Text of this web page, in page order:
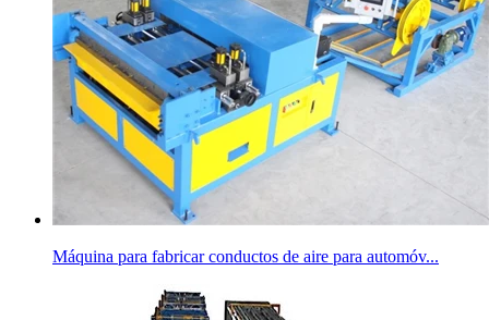
Máquina para fabricar conductos de aire para automóv...